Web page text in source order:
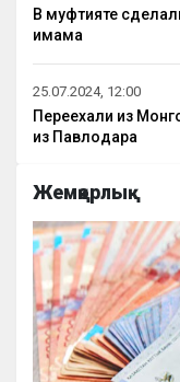
В муфтияте
имама
25.07.2024, 12:00
Переехали из
из Павлодара
Жемқорлық